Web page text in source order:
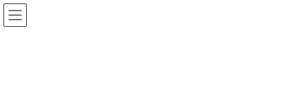
コ
ン
ナ
ビ